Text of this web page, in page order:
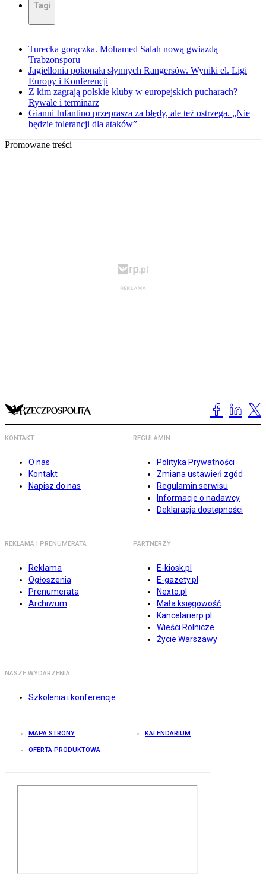
Tagi
Turecka gorączka. Mohamed Salah nową gwiazdą
Trabzonsporu
Jagiellonia pokonała słynnych Rangersów. Wyniki el. Ligi
Europy i Konferencji
Z kim zagrają polskie kluby w europejskich pucharach?
Rywale i terminarz
Gianni Infantino przeprasza za błędy, ale też ostrzega. „Nie
będzie tolerancji dla ataków”
Promowane treści
KONTAKT
O nas
Kontakt
Napisz do nas
REGULAMIN
Polityka Prywatności
Zmiana ustawień zgód
Regulamin serwisu
Informacje o nadawcy
Deklaracja dostępności
REKLAMA I PRENUMERATA
Reklama
Ogłoszenia
Prenumerata
Archiwum
PARTNERZY
E-kiosk.pl
E-gazety.pl
Nexto.pl
Mała księgowość
Kancelarierp.pl
Wieści Rolnicze
Życie Warszawy
NASZE WYDARZENIA
Szkolenia i konferencje
MAPA STRONY KALENDARIUM
OFERTA PRODUKTOWA